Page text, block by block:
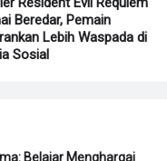
Beredar, Pemain
Lebih Waspada di
Sosial
Belajar Menghargai